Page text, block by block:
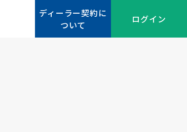
ディーラー契約に
ついて
ログイン
ディーラー契約に
ついて
ログイン